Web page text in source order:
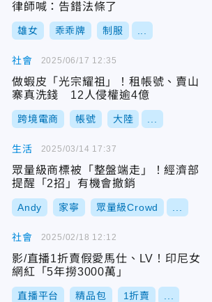
律師喊：告錯法條了
雄女 乖乖牌 制服
社會
做蝦皮「光宗耀祖」！租帳號、賣山
寨真洗錢 12人侵權逾4億
跨境電商 帳號 大陸
2025/06/17 12:35
生活
眾量級商標被「整盤端走」！經濟部
提醒「2招」有機會撤銷
Andy 家寧 眾量級Crowd
2025/03/14 17:37
社會
影/直播1折賣假愛馬仕、LV！印尼女
網紅「5年撈3000萬」
直播平台 精品包 1折賣
2025/02/18 12:12